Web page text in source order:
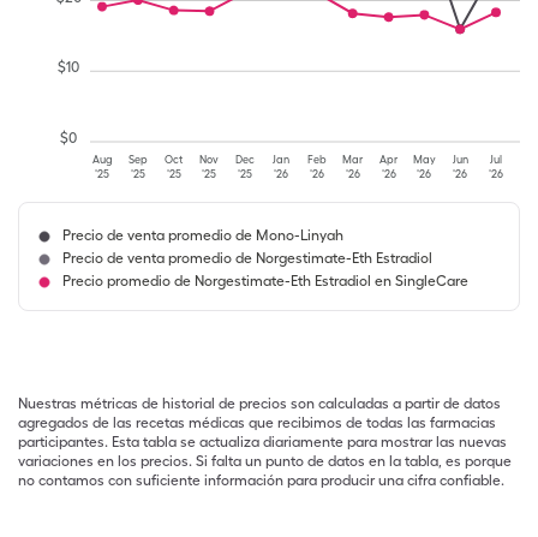
Aug
'25
Sep
'25
Oct
'25
Nov
'25
Dec
'25
Jan
'26
Feb
'26
Mar
'26
Apr
'26
May
'26
Jun
'26
Jul
'26
$0
$10
Precio de venta promedio de Mono-Linyah
Precio de venta promedio de Norgestimate-Eth Estradiol
Precio promedio de Norgestimate-Eth Estradiol en SingleCare
Nuestras métricas de historial de precios son calculadas a partir de datos
agregados de las recetas médicas que recibimos de todas las farmacias
participantes. Esta tabla se actualiza diariamente para mostrar las nuevas
variaciones en los precios. Si falta un punto de datos en la tabla, es porque
no contamos con suficiente información para producir una cifra confiable.